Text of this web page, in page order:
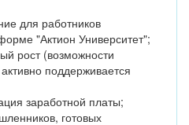
для работников
"Актион Университет";
рост (возможности
поддерживается
заработной платы;
готовых